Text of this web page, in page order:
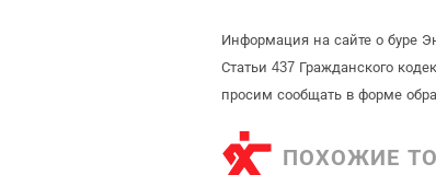
Информация на сайте о буре
Статьи 437 Гражданского
просим сообщать в форме
ПОХОЖИЕ